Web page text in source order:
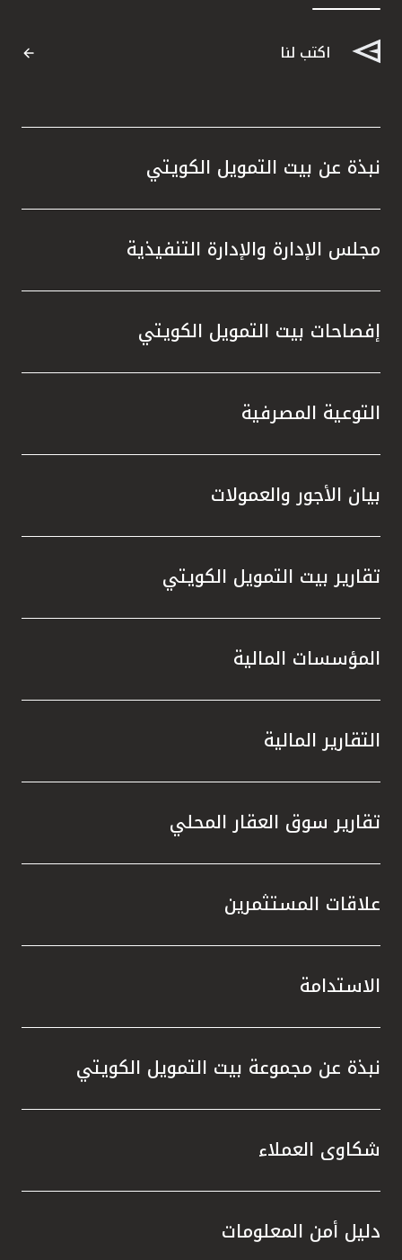
اكتب لنا
نبذة عن بيت التمويل الكويتي
مجلس الإدارة والإدارة التنفيذية
إفصاحات بيت التمويل الكويتي
التوعية المصرفية
بيان الأجور والعمولات
تقارير بيت التمويل الكويتي
المؤسسات المالية
التقارير المالية
تقارير سوق العقار المحلي
علاقات المستثمرين
الاستدامة
نبذة عن مجموعة بيت التمويل الكويتي
شكاوى العملاء
دليل أمن المعلومات